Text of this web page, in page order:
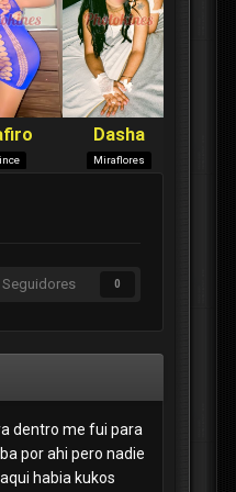
Seguidores 0
dentro me fui para
por ahi pero nadie
habia kukos